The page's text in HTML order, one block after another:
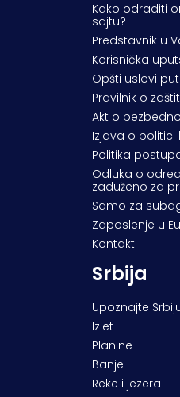
Kako odraditi
sajtu?
Predstavnik u
Korisnička
Opšti uslovi
Pravilnik o
Akt o
Izjava o politici
Politika
Odluka o
zaduženo za
Samo za
Zaposlenje u
Kontakt
Srbija
Upoznajte
Izlet
Planine
Banje
Reke i jezera